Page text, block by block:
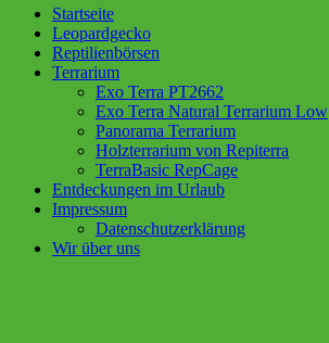
Startseite
Leopardgecko
Reptilienbörsen
Terrarium
Exo Terra PT2662
Exo Terra Natural Terrarium Low
Panorama Terrarium
Holzterrarium von Repiterra
TerraBasic RepCage
Entdeckungen im Urlaub
Impressum
Datenschutzerklärung
Wir über uns